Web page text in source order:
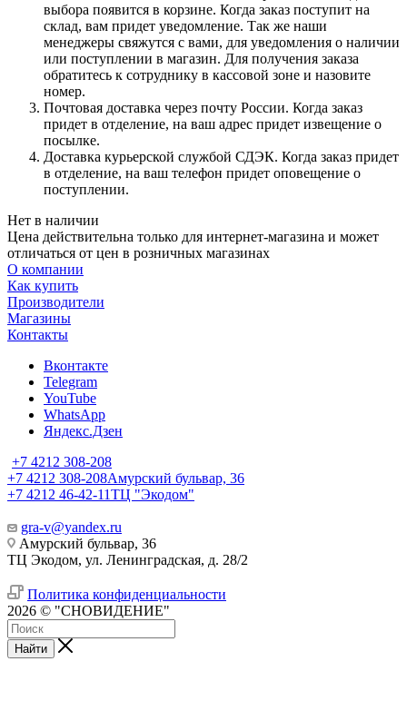
выбора появится в корзине. Когда заказ поступит на
склад, вам придет уведомление. Так же наши
менеджеры свяжутся с вами, для уведомления о наличии
или поступлении в магазин. Для получения заказа
обратитесь к сотруднику в кассовой зоне и назовите
номер.
Почтовая доставка через почту России. Когда заказ
придет в отделение, на ваш адрес придет извещение о
посылке.
Доставка курьерской службой СДЭК. Когда заказ придет
в отделение, на ваш телефон придет оповещение о
поступлении.
Нет в наличии
Цена действительна только для интернет-магазина и может
отличаться от цен в розничных магазинах
О компании
Как купить
Производители
Магазины
Контакты
Вконтакте
Telegram
YouTube
WhatsApp
Яндекс.Дзен
+7 4212 308-208
+7 4212 308-208Амурский бульвар, 36
+7 4212 46-42-11ТЦ "Экодом"
gra-v@yandex.ru
Амурский бульвар, 36
ТЦ Экодом, ул. Ленинградская, д. 28/2
Политика конфиденциальности
2026 © "СНОВИДЕНИЕ"
Найти